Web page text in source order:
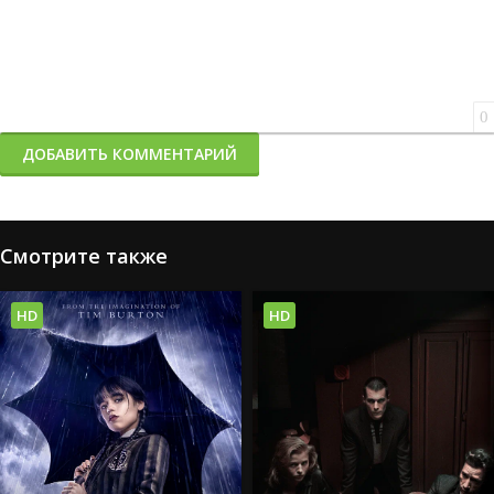
0
ДОБАВИТЬ КОММЕНТАРИЙ
Смотрите также
HD HD